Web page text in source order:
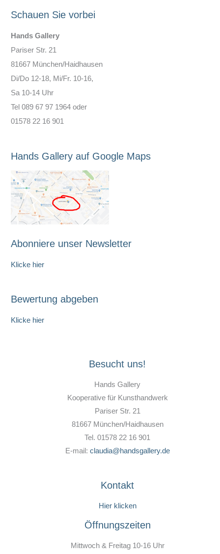
Schauen Sie vorbei
Hands Gallery
Pariser Str. 21
81667 München/Haidhausen
Di/Do 12-18, Mi/Fr. 10-16,
Sa 10-14 Uhr
Tel 089 67 97 1964 oder
01578 22 16 901
Hands Gallery auf Google Maps
Abonniere unser Newsletter
Klicke hier
Bewertung abgeben
Klicke hier
Besucht uns!
Hands Gallery
Kooperative für Kunsthandwerk
Pariser Str. 21
81667 München/Haidhausen
Tel. 01578 22 16 901
E-mail: claudia@handsgallery.de
Kontakt
Hier klicken
Öffnungszeiten
Mittwoch & Freitag 10-16 Uhr